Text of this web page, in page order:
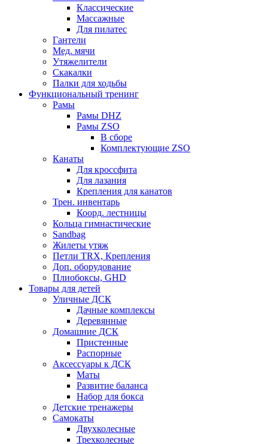
Классические
Массажные
Для пилатес
Гантели
Мед. мячи
Утяжелители
Скакалки
Палки для ходьбы
Функциональный тренинг
Рамы
Рамы DHZ
Рамы ZSO
В сборе
Комплектующие ZSO
Канаты
Для кроссфита
Для лазания
Крепления для канатов
Трен. инвентарь
Коорд. лестницы
Кольца гимнастические
Sandbag
Жилеты утяж
Петли TRX, Крепления
Доп. оборудование
Плиобоксы, GHD
Товары для детей
Уличные ДСК
Дачные комплексы
Деревянные
Домашние ДСК
Пристенные
Распорные
Аксесcуары к ДСК
Маты
Развитие баланса
Набор для бокса
Детские тренажеры
Самокаты
Двухколесные
Трехколесные